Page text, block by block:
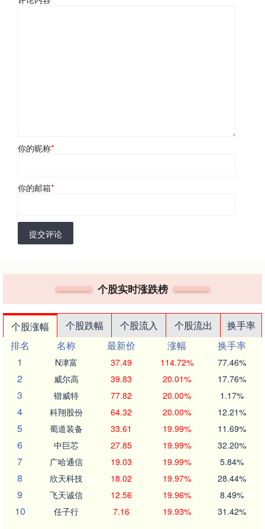
你的昵称*
你的邮箱*
提交评论
个股实时涨跌榜
个股涨幅 个股跌幅 个股流入 个股流出
换手率
排名
名称 最新价 涨幅
换手率
1
N津富 37.49 114.72% 77.46%
2 威尔高 39.83 20.01% 17.76%
3 锴威特 77.82 20.00% 1.17%
4 科翔股份 64.32 20.00% 12.21%
5 蜀道装备 33.61 19.99% 11.69%
6 中巨芯 27.85 19.99% 32.20%
7 广哈通信 19.03 19.99% 5.84%
8 欣天科技 18.02 19.97% 28.44%
9 飞天诚信 12.56 19.96% 8.49%
10 任子行 7.16 19.93% 31.42%